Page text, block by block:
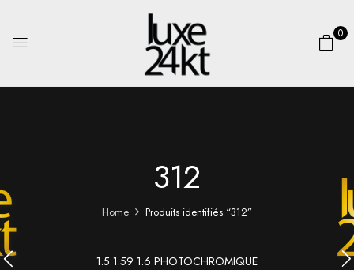
0
312
Home Produits identifiés “312”
1.5 1.59 1.6 PHOTOCHROMIQUE